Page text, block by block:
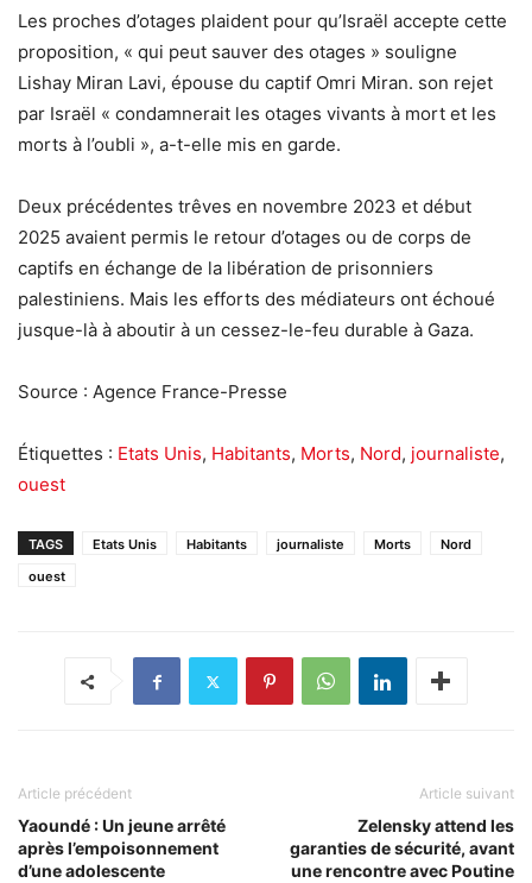
Les proches d’otages plaident pour qu’Israël accepte cette
proposition, « qui peut sauver des otages » souligne
Lishay Miran Lavi, épouse du captif Omri Miran. son rejet
par Israël « condamnerait les otages vivants à mort et les
morts à l’oubli », a-t-elle mis en garde.
Deux précédentes trêves en novembre 2023 et début
2025 avaient permis le retour d’otages ou de corps de
captifs en échange de la libération de prisonniers
palestiniens. Mais les efforts des médiateurs ont échoué
jusque-là à aboutir à un cessez-le-feu durable à Gaza.
Source : Agence France-Presse
Étiquettes : Etats Unis, Habitants, Morts, Nord, journaliste,
ouest
TAGS Etats Unis Habitants journaliste Morts
Nord
ouest
Article précédent
Yaoundé : Un jeune arrêté
après l’empoisonnement
d’une adolescente
Article suivant
Zelensky attend les
garanties de sécurité, avant
une rencontre avec Poutine